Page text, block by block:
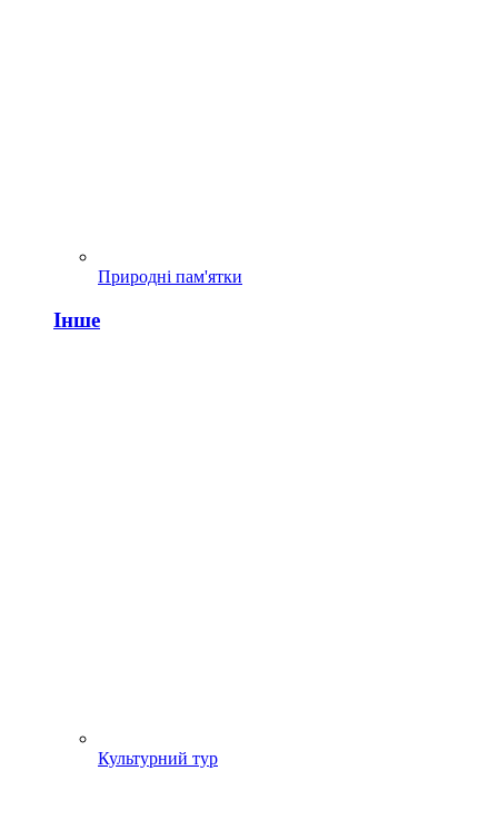
Природні пам'ятки
Інше
Культурний тур